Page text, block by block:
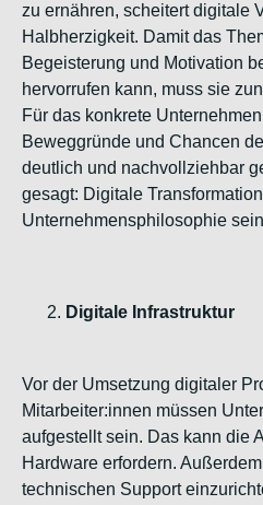
zu ernähren, scheitert digitale
Halbherzigkeit. Damit das
Begeisterung und Motivation
hervorrufen kann, muss sie
Für das konkrete
Beweggründe und Chancen
deutlich und nachvollziehbar
gesagt: Digitale
Unternehmensphilosophie
Digitale Infrastruktur
Vor der Umsetzung digitaler
Mitarbeiter:innen müssen
aufgestellt sein. Das kann die
Hardware erfordern.
technischen Support